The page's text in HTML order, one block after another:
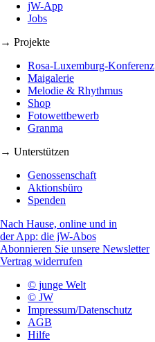
jW-App
Jobs
→ Projekte
Rosa-Luxemburg-Konferenz
Maigalerie
Melodie & Rhythmus
Shop
Fotowettbewerb
Granma
→ Unterstützen
Genossenschaft
Aktionsbüro
Spenden
Nach Hause, online und in
der App: die jW-Abos
Abonnieren Sie unsere Newsletter
Vertrag widerrufen
© junge Welt
© JW
Impressum/Datenschutz
AGB
Hilfe